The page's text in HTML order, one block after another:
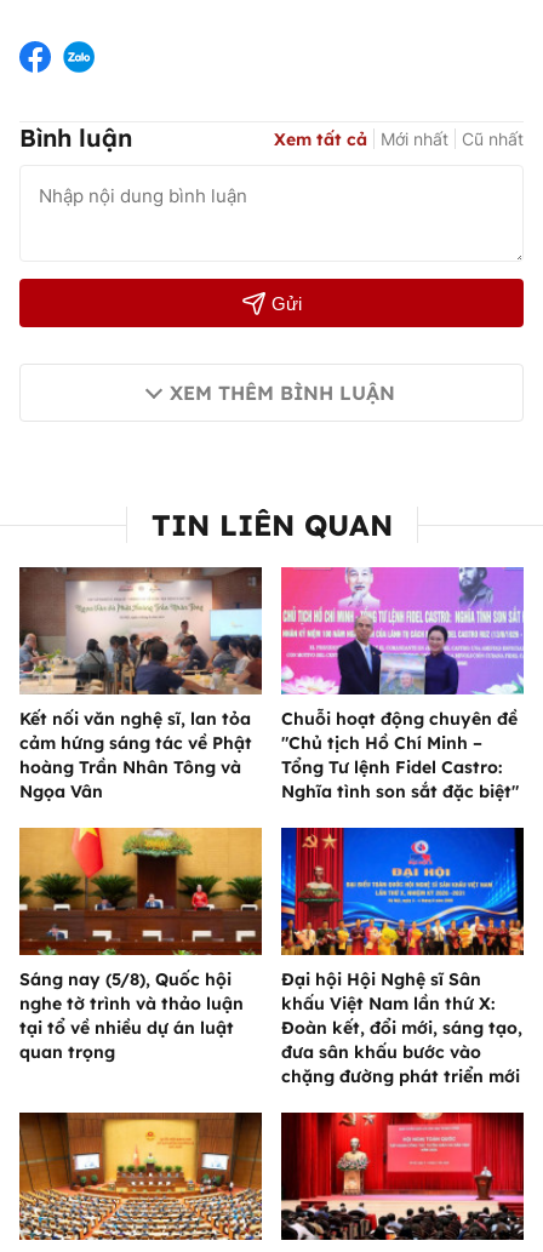
Bình luận Xem tất cả Mới nhất Cũ nhất
Gửi
XEM THÊM BÌNH LUẬN
TIN LIÊN QUAN
Kết nối văn nghệ sĩ, lan tỏa
cảm hứng sáng tác về Phật
hoàng Trần Nhân Tông và
Ngọa Vân
Chuỗi hoạt động chuyên đề
"Chủ tịch Hồ Chí Minh –
Tổng Tư lệnh Fidel Castro:
Nghĩa tình son sắt đặc biệt"
Sáng nay (5/8), Quốc hội
nghe tờ trình và thảo luận
tại tổ về nhiều dự án luật
quan trọng
Đại hội Hội Nghệ sĩ Sân
khấu Việt Nam lần thứ X:
Đoàn kết, đổi mới, sáng tạo,
đưa sân khấu bước vào
chặng đường phát triển mới